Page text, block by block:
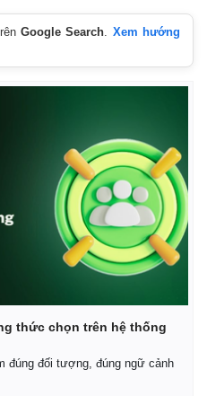
Google Search. Xem hướng
thức chọn trên hệ thống
đúng đối tượng, đúng ngữ cảnh